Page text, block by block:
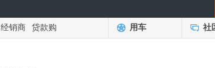
经销商 贷款购 用车 社